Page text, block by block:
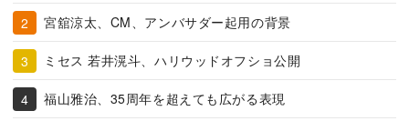
宮舘涼太、CM、アンバサダー起用の背景
ミセス 若井滉斗、ハリウッドオフショ公開
福山雅治、35周年を超えても広がる表現